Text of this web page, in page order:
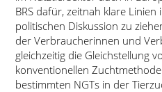
BRS dafür, zeitnah klare
politischen Diskussion zu
der Verbraucherinnen und
gleichzeitig die Gleichstellung
konventionellen
bestimmten NGTs in der